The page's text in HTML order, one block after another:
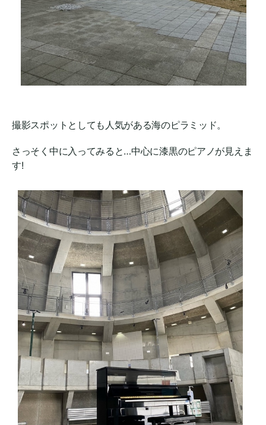
撮影スポットとしても人気がある海のピラミッド。
さっそく中に入ってみると…中心に漆黒のピアノが見えま
す!